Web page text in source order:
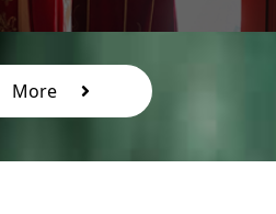
More